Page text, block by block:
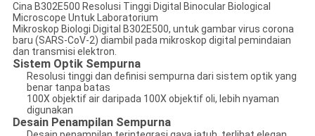
Cina B302E500 Resolusi Tinggi Digital Binocular Biological
Microscope Untuk Laboratorium
Mikroskop Biologi Digital B302E500, untuk gambar virus corona
baru (SARS-CoV-2) diambil pada mikroskop digital pemindaian
dan transmisi elektron.
Sistem Optik Sempurna
Resolusi tinggi dan definisi sempurna dari sistem optik yang
benar tanpa batas
100X objektif air daripada 100X objektif oli, lebih nyaman
digunakan
Desain Penampilan Sempurna